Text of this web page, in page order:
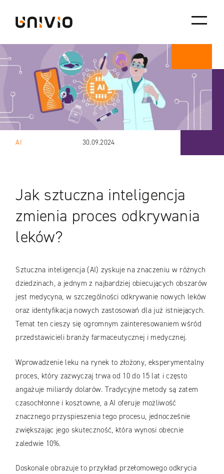
content
AI 30.09.2024
Jak sztuczna inteligencja
zmienia proces odkrywania
leków?
Sztuczna inteligencja (AI) zyskuje na znaczeniu w różnych
dziedzinach, a jednym z najbardziej obiecujących obszarów
jest medycyna, w szczególności odkrywanie nowych leków
oraz identyfikacja nowych zastosowań dla już istniejących.
Temat ten cieszy się ogromnym zainteresowaniem wśród
przedstawicieli branży farmaceutycznej i medycznej.
Wprowadzenie leku na rynek to złożony, eksperymentalny
proces, który zazwyczaj trwa od 10 do 15 lat i często
angażuje miliardy dolarów. Tradycyjne metody są zatem
czasochłonne i kosztowne, a AI oferuje możliwość
znacznego przyspieszenia tego procesu, jednocześnie
zwiększając jego skuteczność, która wynosi obecnie
zaledwie 10%.
Doskonale obrazuje to przykład przełomowego odkrycia